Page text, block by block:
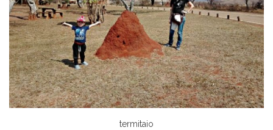
termitaio